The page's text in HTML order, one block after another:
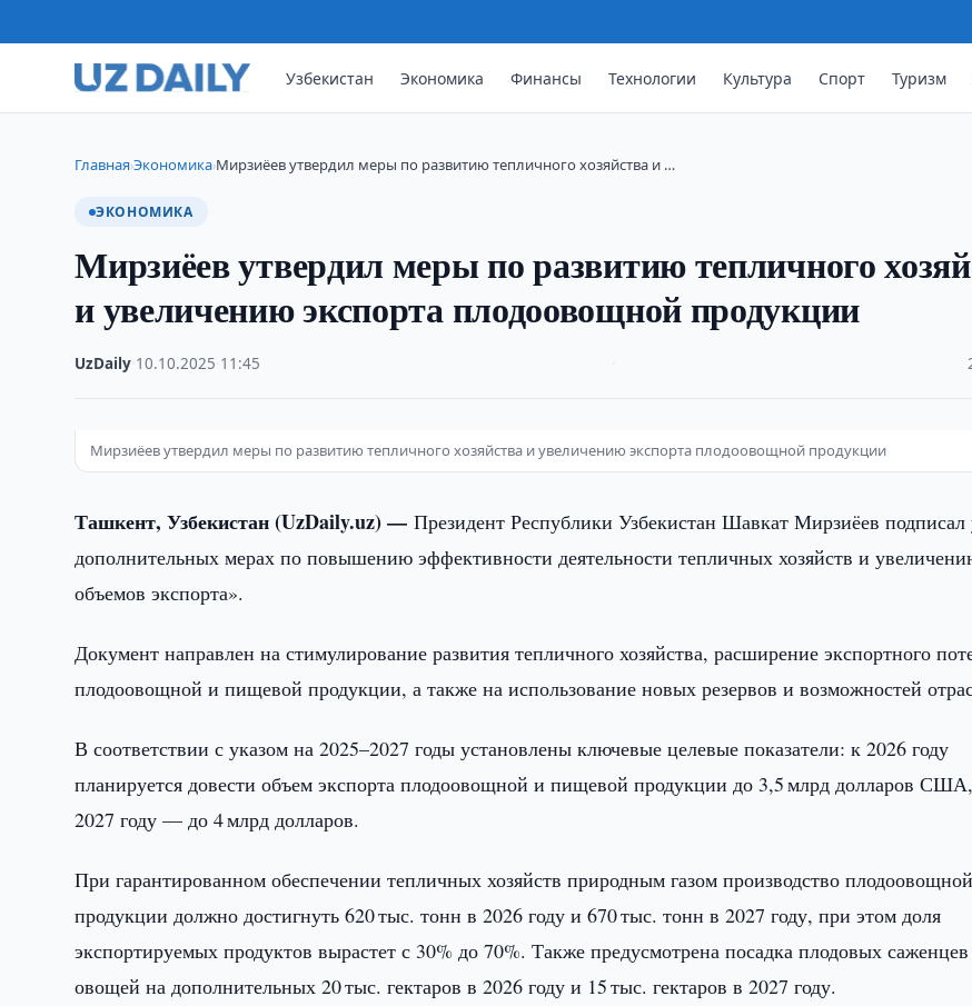
Узбекистан Экономика Финансы Технологии Культура Спорт Туризм
Главная›Экономика›Мирзиёев утвердил меры по развитию тепличного хозяйства и …
ЭКОНОМИКА
Мирзиёев утвердил меры по развитию тепличного
и увеличению экспорта плодоовощной продукции
UzDaily 10.10.2025 11:45
Мирзиёев утвердил меры по развитию тепличного хозяйства и увеличению экспорта плодоовощной продукции
Ташкент, Узбекистан (UzDaily.uz) —Президент Республики Узбекистан Шавкат Мирзиёев подписал
дополнительных мерах по повышению эффективности деятельности тепличных хозяйств и
объемов экспорта».
Документ направлен на стимулирование развития тепличного хозяйства, расширение экспортного
плодоовощной и пищевой продукции, а также на использование новых резервов и возможностей
В соответствии с указом на 2025–2027 годы установлены ключевые целевые показатели: к 2026 году
планируется довести объем экспорта плодоовощной и пищевой продукции до 3,5 млрд долларов
2027 году — до 4 млрд долларов.
При гарантированном обеспечении тепличных хозяйств природным газом производство плодоовощной
продукции должно достигнуть 620 тыс. тонн в 2026 году и 670 тыс. тонн в 2027 году, при этом доля
экспортируемых продуктов вырастет с 30% до 70%. Также предусмотрена посадка плодовых
овощей на дополнительных 20 тыс. гектаров в 2026 году и 15 тыс. гектаров в 2027 году.